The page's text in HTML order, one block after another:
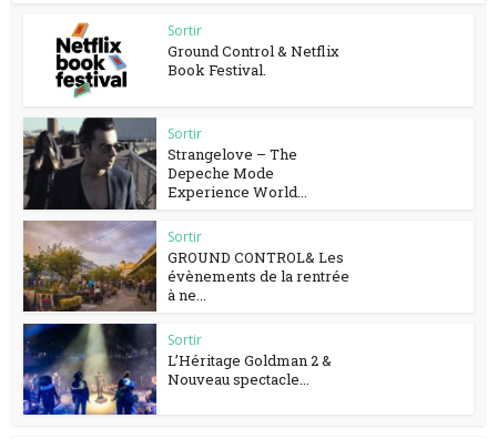
Sortir
Ground Control & Netflix
Book Festival.
Sortir
Strangelove – The
Depeche Mode
Experience World...
Sortir
GROUND CONTROL& Les
évènements de la rentrée
à ne...
Sortir
L’Héritage Goldman 2 &
Nouveau spectacle...